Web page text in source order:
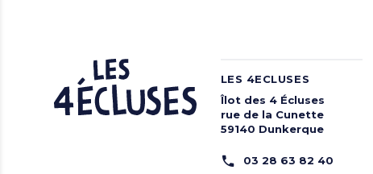
LES 4ECLUSES
Îlot des 4 Écluses
rue de la Cunette
59140 Dunkerque
03 28 63 82 40